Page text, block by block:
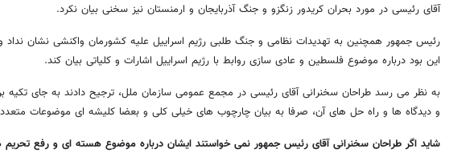
آقای رئیسی در مورد بحران کریدور زنگزو و جنگ آذربایجان و ارمنستان نیز سخنی بیان نکرد.
رئیس جمهور همچنین به تهدیدات نظامی و جنگ طلبی رژیم اسراییل علیه کشورمان واکنشی نشان
این بود درباره موضوع فلسطین و عادی سازی روابط با رژیم اسراییل اشارات و کلیاتی بیان کند.
به نظر می رسد طراحان سخنرانی آقای رئیسی در مجمع عمومی سازمان ملل، ترجیح دادند به جای
و دیدگاه ها و راه حل های آن، صرفا به بیان چارچوب های خیلی کلی و بعضا کلیشه ای موضوعات متعدد
شاید اگر طراحان سخنرانی آقای رئیس جمهور نمی خواستند ایشان درباره موضوع هسته ای و رفع تحریم